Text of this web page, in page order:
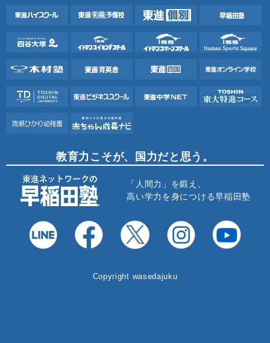
教育力こそが、国力だと思う。
「人間力」を鍛え、
高い学力を身につける早稲田塾
Copyright wasedajuku